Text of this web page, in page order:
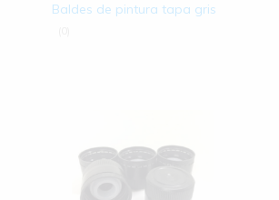
Baldes de pintura tapa gris